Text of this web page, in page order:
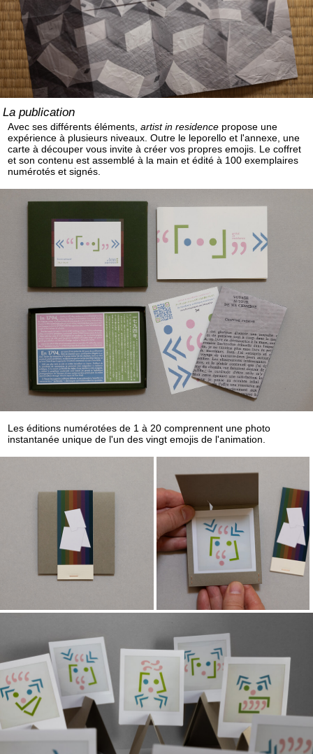
La publication
Avec ses différents éléments,artist in residence propose une
expérience à plusieurs niveaux. Outre le leporello et l'annexe, une
carte à découper vous invite à créer vos propres emojis. Le coffret
et son contenu est assemblé à la main et édité à 100 exemplaires
numérotés et signés.
Les éditions numérotées de 1 à 20 comprennent une photo
instantanée unique de l'un des vingt emojis de l'animation.